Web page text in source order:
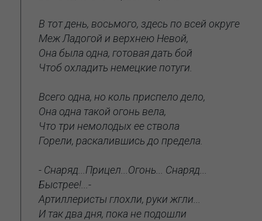
В тот день, восьмого, здесь по всей округе
Меж Ладогой и верхнею Невой,
Она была одна, готовая дать бой
Чтоб охладить немецкие потуги.
Всего одна, но коль приспело дело,
Она одна такой огонь вела,
Что три немолодых ее ствола
Горели, раскалившись до предела.
- Снаряд...Прицел...Огонь... Снаряд...
Быстрее!...-
Артиллеристы глохли, руки жгли...
И так два дня, пока не подошли